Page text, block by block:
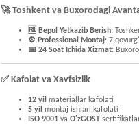
🚀 Toshkent va Buxorodagi
🆓 Bepul Yetkazib Berish:
⚙️ Professional Montaj: 7
📅 24 Soat Ichida Xizmat:
✅ Kafolat va Xavfsizlik
12 yil materiallar kafolati
5 yil montaj ishlari kafolati
ISO 9001 va O'zGOST